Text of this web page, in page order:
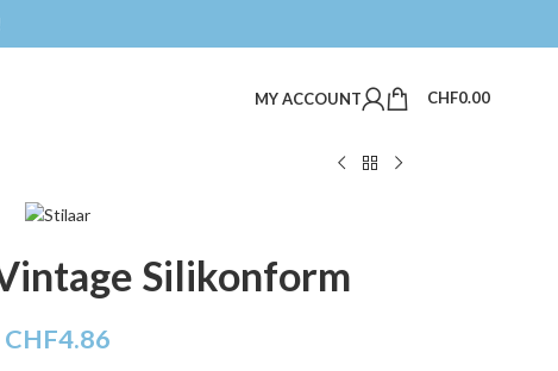
MY ACCOUNT CHF0.00
Silikonform
CHF4.86